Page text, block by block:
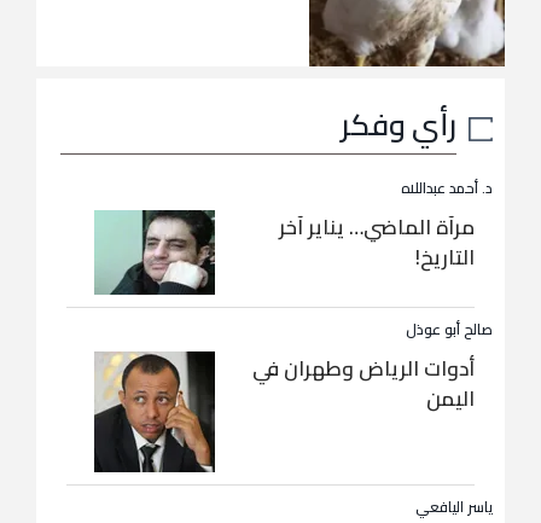
رأي وفكر
د. أحمد عبداللاه
مرآة الماضي… يناير آخر
التاريخ!
صالح أبو عوذل
أدوات الرياض وطهران في
اليمن
ياسر اليافعي